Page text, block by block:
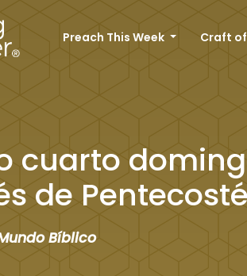
Preach This Week Craft
cuarto
de
Bíblico